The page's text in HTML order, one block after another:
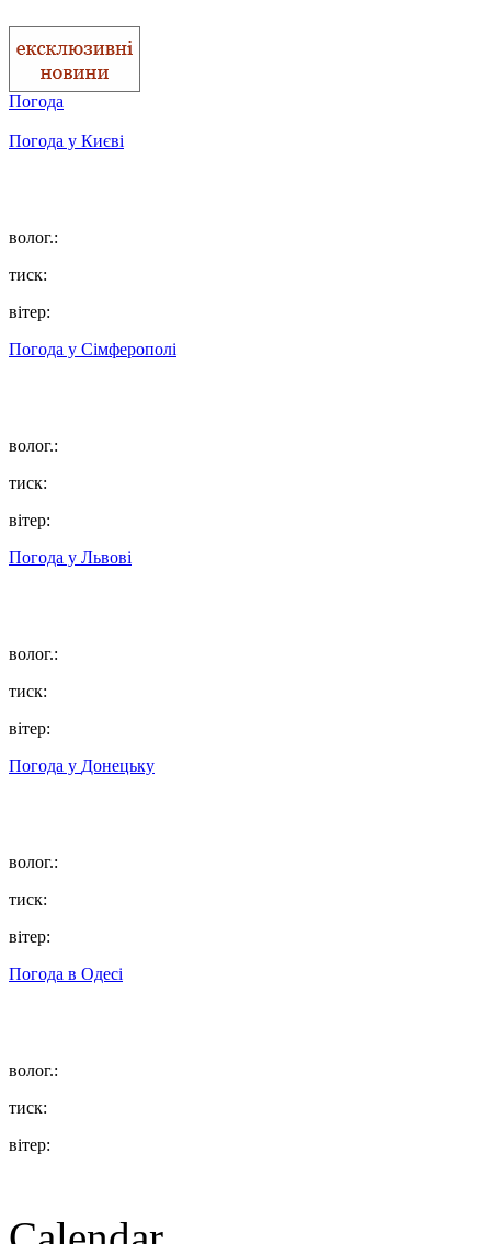
Погода
Погода у Києві
волог.:
тиск:
вітер:
Погода у Сімферополі
волог.:
тиск:
вітер:
Погода у Львові
волог.:
тиск:
вітер:
Погода у Донецьку
волог.:
тиск:
вітер:
Погода в Одесі
волог.:
тиск:
вітер: